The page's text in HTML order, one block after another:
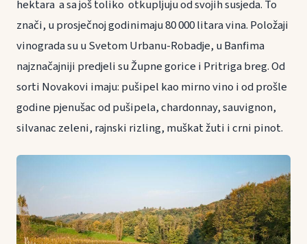
hektara a sa još toliko otkupljuju od svojih susjeda. To
znači, u prosječnoj godinimaju 80 000 litara vina. Položaji
vinograda su u Svetom Urbanu-Robadje, u Banfima
najznačajniji predjeli su Župne gorice i Pritriga breg. Od
sorti Novakovi imaju: pušipel kao mirno vino i od prošle
godine pjenušac od pušipela, chardonnay, sauvignon,
silvanac zeleni, rajnski rizling, muškat žuti i crni pinot.